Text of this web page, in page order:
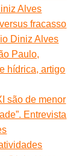
Alves
fracasso
Diniz Alves
Paulo,
hídrica, artigo
são de menor
Entrevista